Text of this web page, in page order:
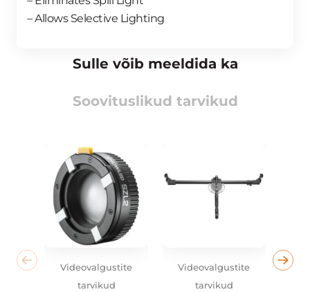
– Allows Selective Lighting
Sulle võib meeldida ka
Soovituslikud tarvikud
Videovalgustite
tarvikud
Videovalgustite
tarvikud